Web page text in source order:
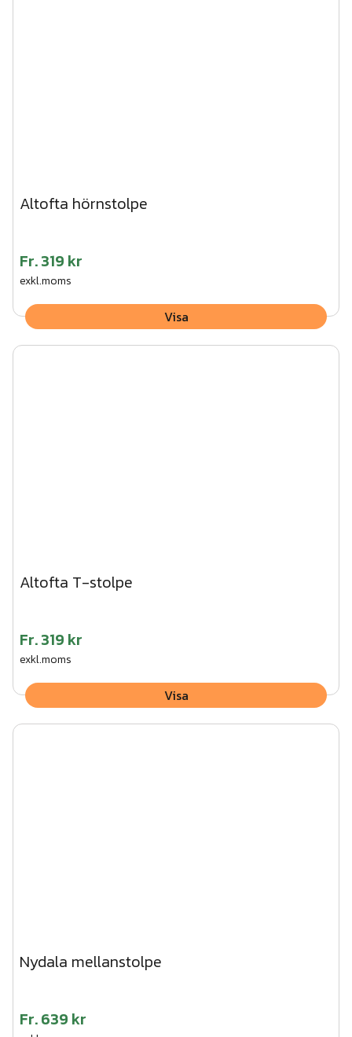
Altofta hörnstolpe
Fr.319 kr
exkl.moms
Visa
Altofta T-stolpe
Fr.319 kr
exkl.moms
Visa
Nydala mellanstolpe
Fr.639 kr